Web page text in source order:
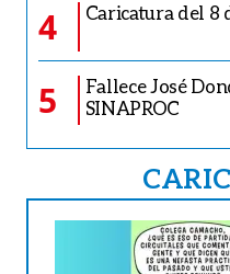
4 Caricatura del 8
5
Fallece José
SINAPROC